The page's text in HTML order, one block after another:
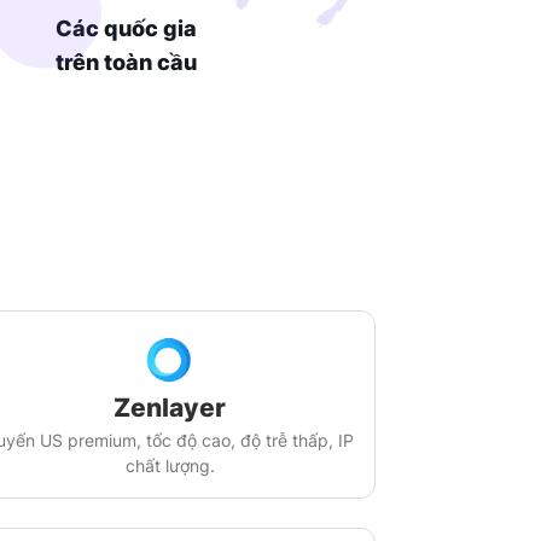
Các quốc gia
trên toàn cầu
Zenlayer
US premium, tốc độ cao, độ trễ thấp, IP
chất lượng.